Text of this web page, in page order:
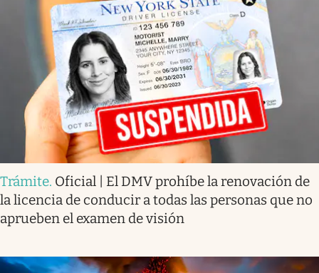
Trámite. Oficial | El DMV prohíbe la renovación de
la licencia de conducir a todas las personas que no
aprueben el examen de visión